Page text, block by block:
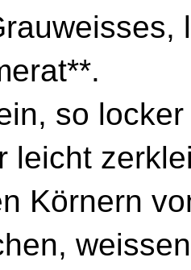
so
leicht
Körnern